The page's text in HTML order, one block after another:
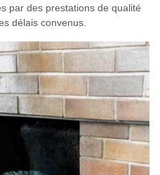
par des prestations de qualité
délais convenus.